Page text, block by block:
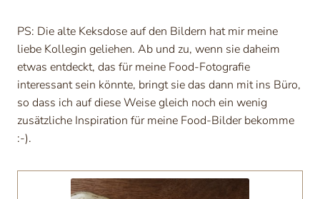
PS: Die alte Keksdose auf den Bildern hat mir meine
liebe Kollegin geliehen. Ab und zu, wenn sie daheim
etwas entdeckt, das für meine Food-Fotografie
interessant sein könnte, bringt sie das dann mit ins Büro,
so dass ich auf diese Weise gleich noch ein wenig
zusätzliche Inspiration für meine Food-Bilder bekomme
:-).